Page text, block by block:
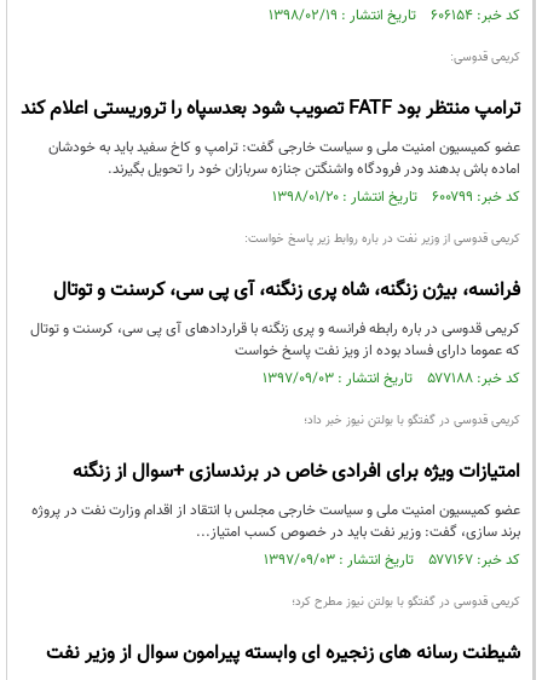
کد خبر: ۶۰۶۱۵۴ تاریخ انتشار : ۱۳۹۸/۰۲/۱۹
کریمی قدوسی:
ترامپ منتظر بود FATF تصویب شود بعدسپاه را تروریستی اعلام کند
عضو کمیسیون امنیت ملی و سیاست خارجی گفت: ترامپ و کاخ سفید باید به خودشان
اماده باش بدهند ودر فرودگاه واشنگتن جنازه سربازان خود را تحویل بگیرند.
کد خبر: ۶۰۰۷۹۹ تاریخ انتشار : ۱۳۹۸/۰۱/۲۰
کریمی قدوسی از وزیر نفت در باره روابط زیر پاسخ خواست:
فرانسه، بیژن زنگنه، شاه پری زنگنه، آی پی سی، کرسنت و توتال
کریمی قدوسی در باره رابطه فرانسه و پری زنگنه با قراردادهای آی پی سی، کرسنت و توتال
که عموما دارای فساد بوده از ویز نفت پاسخ خواست
کد خبر: ۵۷۷۱۸۸ تاریخ انتشار : ۱۳۹۷/۰۹/۰۳
کریمی قدوسی در گفتگو با بولتن نیوز خبر داد؛
امتیازات ویژه برای افرادی خاص در برندسازی +سوال از زنگنه
عضو کمیسیون امنیت ملی و سیاست خارجی مجلس با انتقاد از اقدام وزارت نفت در پروژه
برند سازی، گفت: وزیر نفت باید در خصوص کسب امتیاز...
کد خبر: ۵۷۷۱۶۷ تاریخ انتشار : ۱۳۹۷/۰۹/۰۳
کریمی قدوسی در گفتگو با بولتن نیوز مطرح کرد؛
شیطنت رسانه های زنجیره ای وابسته پیرامون سوال از وزیر نفت